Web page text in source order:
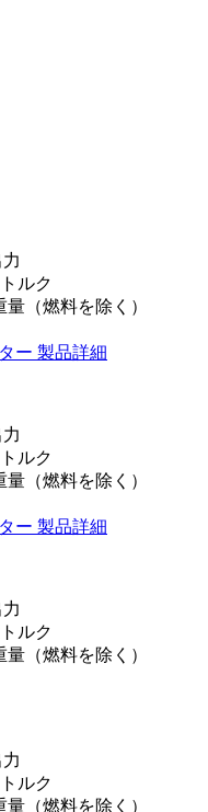
ルク
量（燃料を除く）
ー 製品詳細
ルク
量（燃料を除く）
ー 製品詳細
ルク
量（燃料を除く）
ルク
量（燃料を除く）